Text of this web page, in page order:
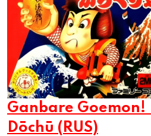
Ganbare
Dōchū (RUS)